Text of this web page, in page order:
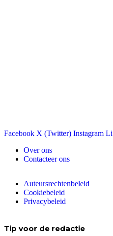
Facebook X (Twitter) Instagram
Over ons
Contacteer ons
Auteursrechtenbeleid
Cookiebeleid
Privacybeleid
Tip voor de redactie